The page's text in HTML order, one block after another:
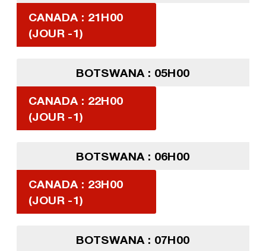
CANADA : 21H00
(JOUR -1)
BOTSWANA : 05H00
CANADA : 22H00
(JOUR -1)
BOTSWANA : 06H00
CANADA : 23H00
(JOUR -1)
BOTSWANA : 07H00